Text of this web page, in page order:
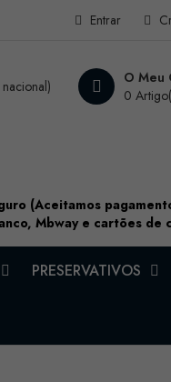
Entrar
O Meu
0
(Aceitamos
Mbway e cartões de
PRESERVATIVOS